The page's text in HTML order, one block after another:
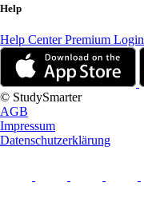
Help
Help CenterPremium Login
© StudySmarter
AGB
Impressum
Datenschutzerklärung